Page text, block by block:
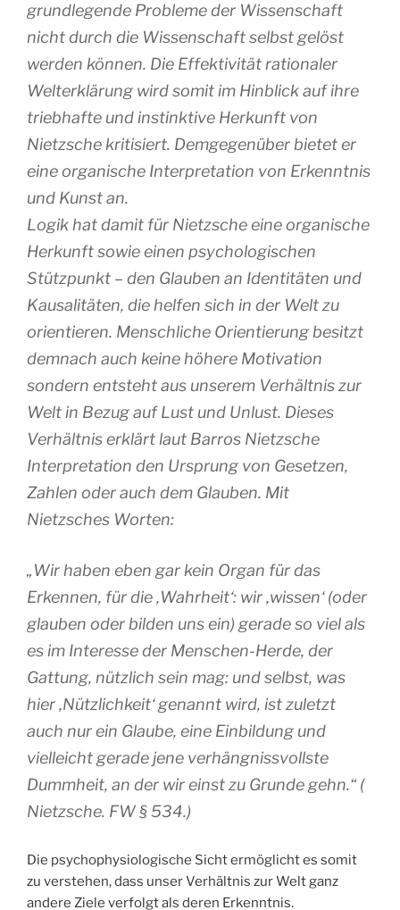
grundlegende Probleme der Wissenschaft
nicht durch die Wissenschaft selbst gelöst
werden können. Die Effektivität rationaler
Welterklärung wird somit im Hinblick auf ihre
triebhafte und instinktive Herkunft von
Nietzsche kritisiert. Demgegenüber bietet er
eine organische Interpretation von Erkenntnis
und Kunst an.
Logik hat damit für Nietzsche eine organische
Herkunft sowie einen psychologischen
Stützpunkt – den Glauben an Identitäten und
Kausalitäten, die helfen sich in der Welt zu
orientieren. Menschliche Orientierung besitzt
demnach auch keine höhere Motivation
sondern entsteht aus unserem Verhältnis zur
Welt in Bezug auf Lust und Unlust. Dieses
Verhältnis erklärt laut Barros Nietzsche
Interpretation den Ursprung von Gesetzen,
Zahlen oder auch dem Glauben. Mit
Nietzsches Worten:
„Wir haben eben gar kein Organ für das
Erkennen, für die ‚Wahrheit‘: wir ‚wissen‘ (oder
glauben oder bilden uns ein) gerade so viel als
es im Interesse der Menschen-Herde, der
Gattung, nützlich sein mag: und selbst, was
hier ‚Nützlichkeit‘ genannt wird, ist zuletzt
auch nur ein Glaube, eine Einbildung und
vielleicht gerade jene verhängnissvollste
Dummheit, an der wir einst zu Grunde gehn.“ (
Nietzsche. FW § 534.)
Die psychophysiologische Sicht ermöglicht es somit
zu verstehen, dass unser Verhältnis zur Welt ganz
andere Ziele verfolgt als deren Erkenntnis.